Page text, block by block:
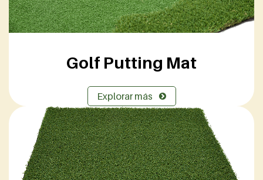
Golf Putting Mat
Explorar más